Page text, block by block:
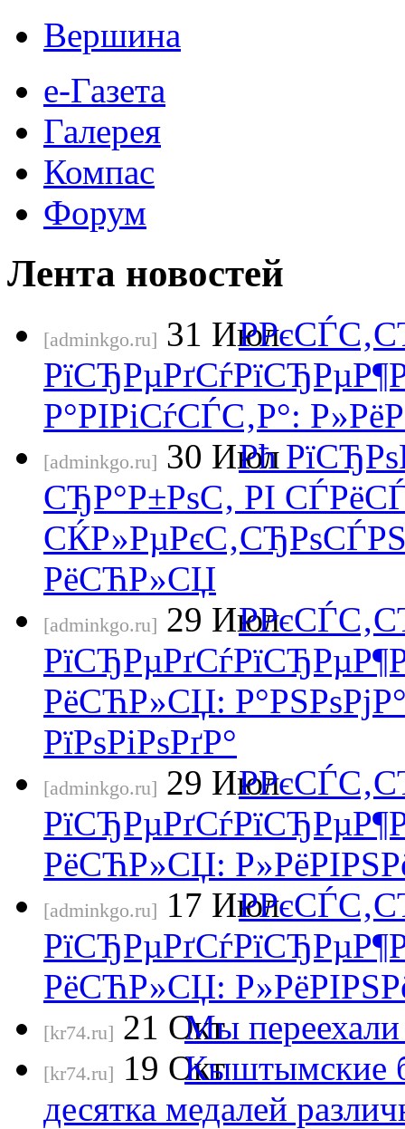
Вершина
е-Газета
Галерея
Компас
Форум
Лента новостей
[adminkgo.ru] 31 Июл
Р°РІРіСѓСЃС‚Р°:
[adminkgo.ru] 30 Июл
Рћ
СЂР°Р±РѕС‚ РІ
РёСЋР»СЏ
[adminkgo.ru] 29 Июл
РёСЋР»СЏ:
РїРѕРіРѕРґР°
[adminkgo.ru] 29 Июл
РёСЋР»СЏ:
[adminkgo.ru] 17 Июл
РёСЋР»СЏ:
[kr74.ru] 21 Окт
Мы
[kr74.ru] 19 Окт
Кыштымские
десятка медалей